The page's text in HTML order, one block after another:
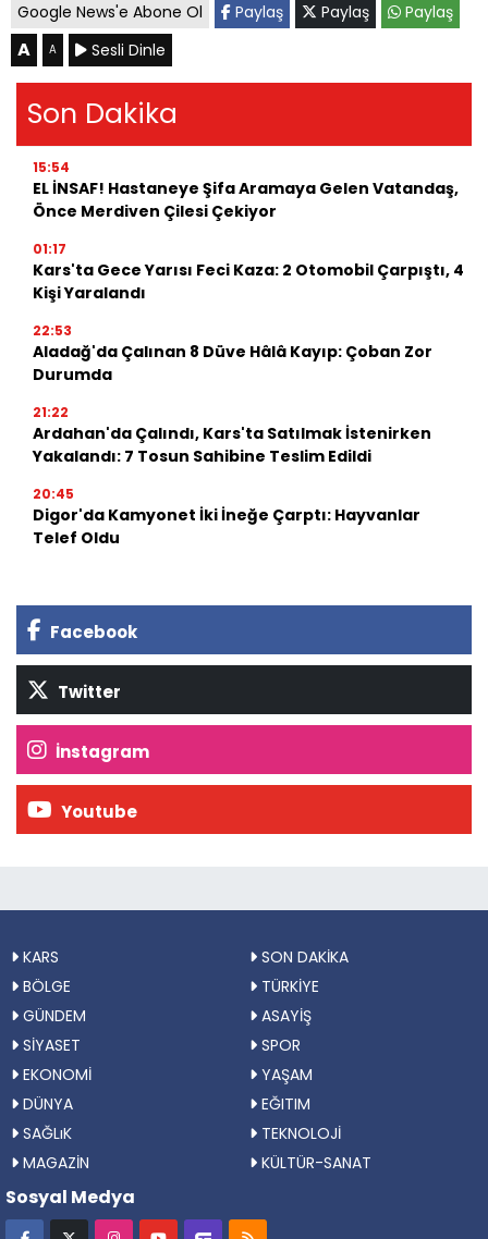
Google News'e Abone Ol Paylaş Paylaş Paylaş
A A Sesli Dinle
Son Dakika
15:54
EL İNSAF! Hastaneye Şifa Aramaya Gelen Vatandaş,
Önce Merdiven Çilesi Çekiyor
01:17
Kars'ta Gece Yarısı Feci Kaza: 2 Otomobil Çarpıştı, 4
Kişi Yaralandı
22:53
Aladağ'da Çalınan 8 Düve Hâlâ Kayıp: Çoban Zor
Durumda
21:22
Ardahan'da Çalındı, Kars'ta Satılmak İstenirken
Yakalandı: 7 Tosun Sahibine Teslim Edildi
20:45
Digor'da Kamyonet İki İneğe Çarptı: Hayvanlar
Telef Oldu
Facebook
Twitter
İnstagram
Youtube
KARS
SON DAKİKA
BÖLGE
TÜRKİYE
GÜNDEM
ASAYİŞ
SİYASET
SPOR
EKONOMİ
YAŞAM
DÜNYA
EĞITIM
SAĞLıK
TEKNOLOJİ
MAGAZİN
KÜLTÜR-SANAT
Sosyal Medya